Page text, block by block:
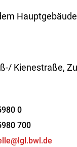
Kienestraße,
0
700